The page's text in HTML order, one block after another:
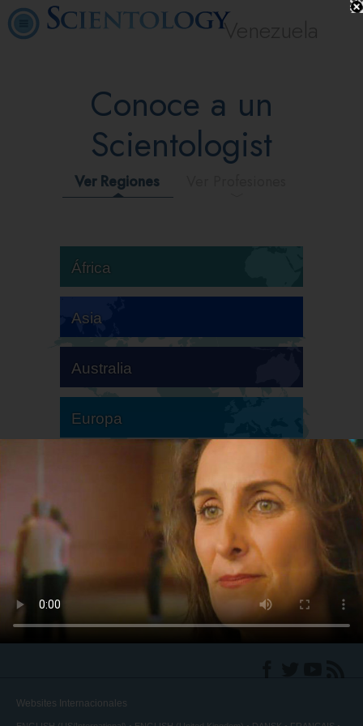
Venezuela
Conoce a un
Scientologist
Ver Regiones
África
Asia
Australia
Europa
Norteamérica
Websites Internacionales